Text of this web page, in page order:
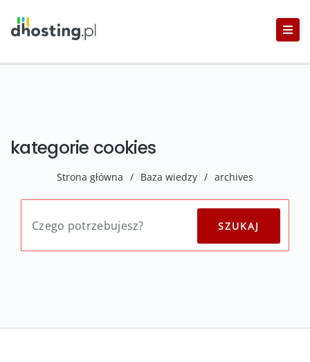
kategorie cookies
Strona główna / Baza wiedzy / archives